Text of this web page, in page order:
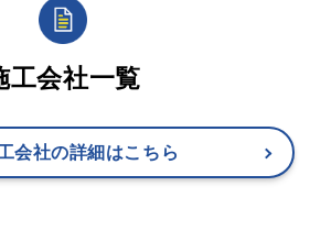
工会社一覧
会社の詳細はこちら